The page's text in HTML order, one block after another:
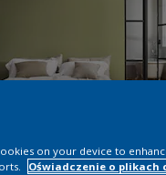
on your device to
Oświadczenie o plikach